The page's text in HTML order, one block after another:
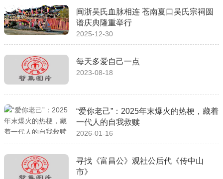
闽浙吴氏血脉相连 苍南夏口吴氏宗祠圆
谱庆典隆重举行
2025-12-30
每天多爱自己一点
2023-08-18
“爱你老己”：2025年末爆火的热梗，藏着
一代人的自我救赎
2026-01-16
寻找《富昌公》观社公后代《传中山
市》